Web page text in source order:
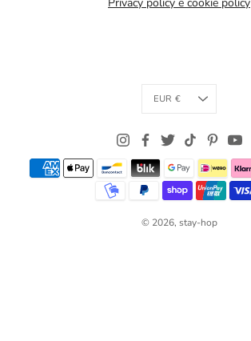
Currency
EUR €
© 2026, stay-hop